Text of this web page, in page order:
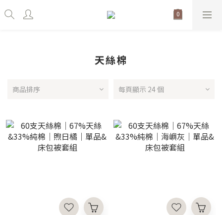
天絲棉
商品排序 每頁顯示 24 個